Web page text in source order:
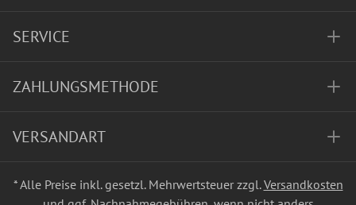
SERVICE
ZAHLUNGSMETHODE
VERSANDART
* Alle Preise inkl. gesetzl. Mehrwertsteuer zzgl.Versandkosten